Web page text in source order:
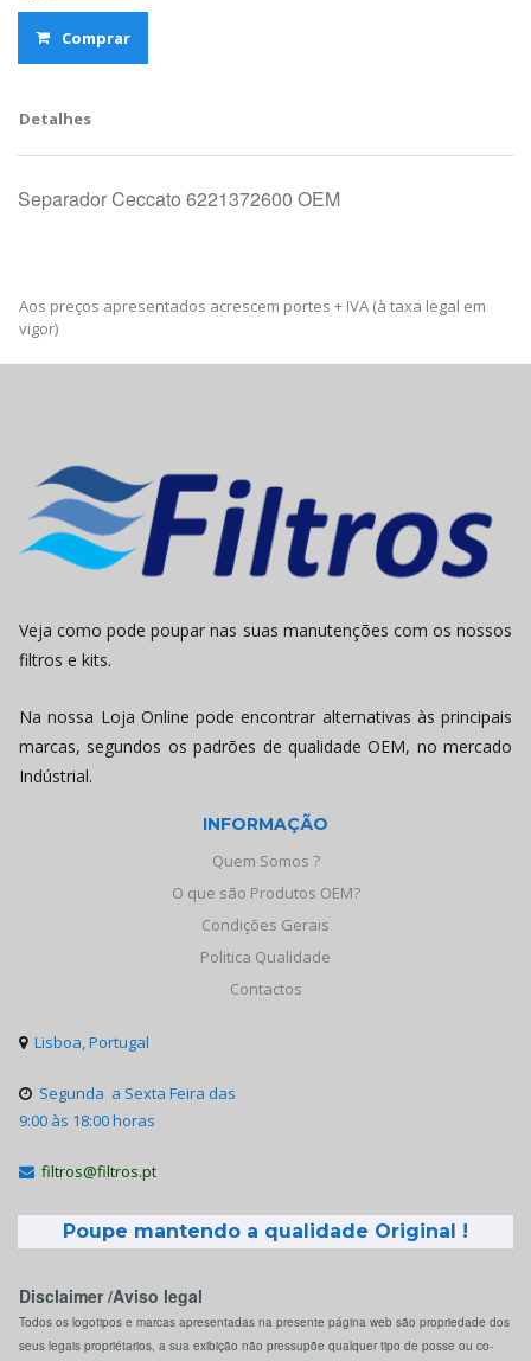
Comprar
Detalhes
Separador Ceccato 6221372600 OEM
Aos preços apresentados acrescem portes + IVA (à taxa legal em
vigor)
Veja como pode poupar nas suas manutenções com os nossos
filtros e kits.
Na nossa Loja Online pode encontrar alternativas às principais
marcas, segundos os padrões de qualidade OEM, no mercado
Indústrial.
INFORMAÇÃO
Quem Somos ?
O que são Produtos OEM?
Condições Gerais
Politica Qualidade
Contactos
 Lisboa, Portugal
 Segunda a Sexta Feira das
9:00 às 18:00 horas
 filtros@filtros.pt
Poupe mantendo a qualidade Original !
Disclaimer /Aviso legal
Todos os logotipos e marcas apresentadas na presente página web são propriedade dos
seus legais propriétarios, a sua exibição não pressupõe qualquer tipo de posse ou co-